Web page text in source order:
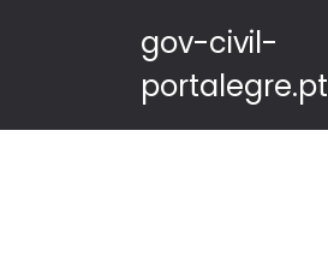
gov-civil-
portalegre.pt